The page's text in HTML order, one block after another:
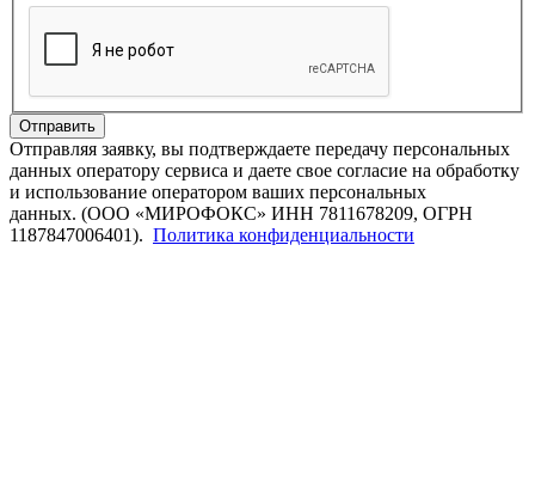
Отправить
Отправляя заявку, вы подтверждаете передачу персональных
данных оператору сервиса и даете свое согласие на обработку
и использование оператором ваших персональных
данных. (ООО «МИРОФОКС» ИНН 7811678209, ОГРН
1187847006401). Политика конфиденциальности